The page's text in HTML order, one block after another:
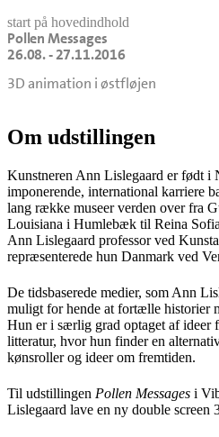
start på hovedindhold
Pollen Messages
26.08. - 27.11.2016
3D animation i østfløjen
senest opdateret 24. april 2026
Om udstillingen
Kunstneren Ann Lislegaard er født i
imponerende, international karriere
lang række museer verden over fra
Louisiana i Humlebæk til Reina
Ann Lislegaard professor ved
repræsenterede hun Danmark ved
De tidsbaserede medier, som Ann
muligt for hende at fortælle historier
Hun er i særlig grad optaget af ideer
litteratur, hvor hun finder en
kønsroller og ideer om fremtiden.
Til udstillingen Pollen Messages i
Lislegaard lave en ny double screen